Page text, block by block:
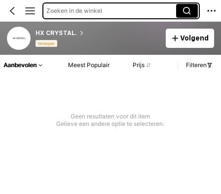
Zoeken in de winkel
HX CRYSTAL.
Verkoper
Volgend
Aanbevolen Meest Populair Prijs Filteren
Geen resultaten voor dit item
Gelieve een andere optie te selecteren.